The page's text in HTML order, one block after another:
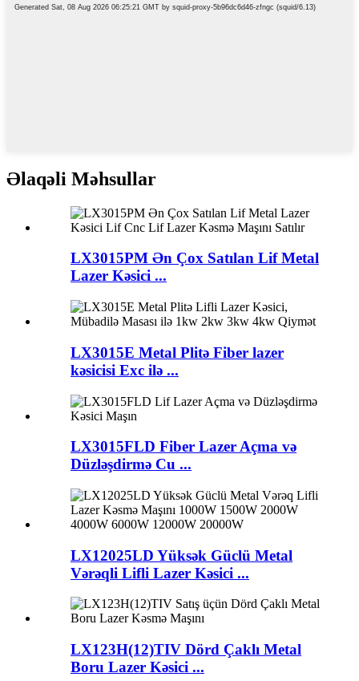
Əlaqəli Məhsullar
LX3015PM Ən Çox Satılan Lif Metal
Lazer Kəsici ...
LX3015E Metal Plitə Fiber lazer
kəsicisi Exc ilə ...
LX3015FLD Fiber Lazer Açma və
Düzləşdirmə Cu ...
LX12025LD Yüksək Güclü Metal
Vərəqli Lifli Lazer Kəsici ...
LX123H(12)TIV Dörd Çaklı Metal
Boru Lazer Kəsici ...